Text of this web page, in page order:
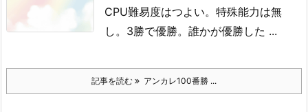
CPU難易度はつよい。 特殊能力は無
し。 3勝で優勝。 誰かが優勝した ...
記事を読む アンカレ100番勝 ...